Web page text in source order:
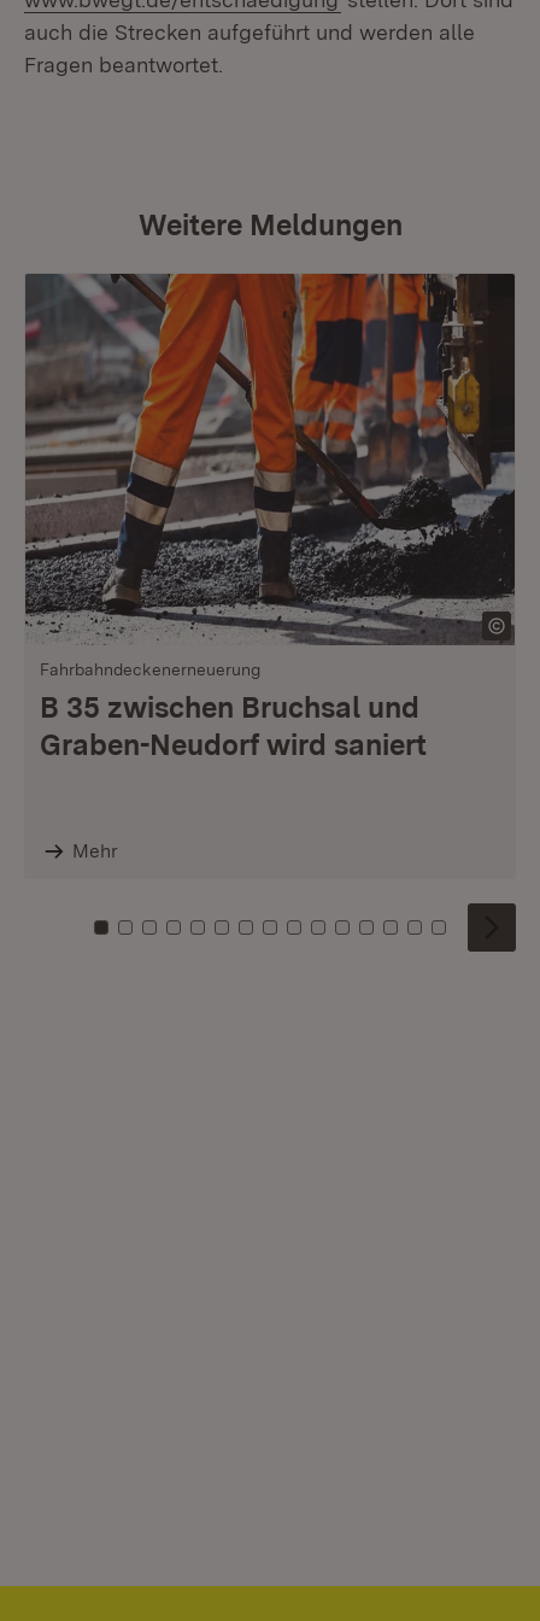
auch die Strecken aufgeführt und werden alle
Fragen beantwortet.
Weitere Meldungen
Fahrbahndeckenerneuerung
B 35 zwischen Bruchsal und
Graben-Neudorf wird saniert
Mehr
Zu Kachel: 0
Zu Kachel: 1
Zu Kachel: 2
Zu Kachel: 3
Zu Kachel: 4
Zu Kachel: 5
Zu Kachel: 6
Zu Kachel: 7
Zu Kachel: 8
Zu Kachel: 9
Zu Kachel: 10
Zu Kachel: 11
Zu Kachel: 12
Zu Kachel:
Zu